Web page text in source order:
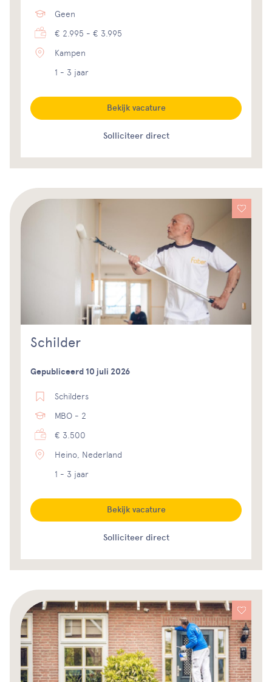
Geen
€ 2.995 - € 3.995
Kampen
1 - 3 jaar
Solliciteer direct
Bekijk vacature
Schilder
Gepubliceerd 10 juli 2026
Schilders
MBO - 2
€ 3.500
Heino, Nederland
1 - 3 jaar
Solliciteer direct
Bekijk vacature